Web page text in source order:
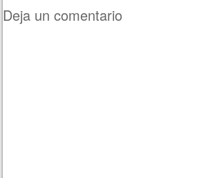
Deja un comentario